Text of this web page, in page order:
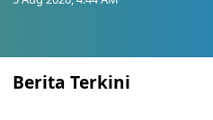
Berita Terkini